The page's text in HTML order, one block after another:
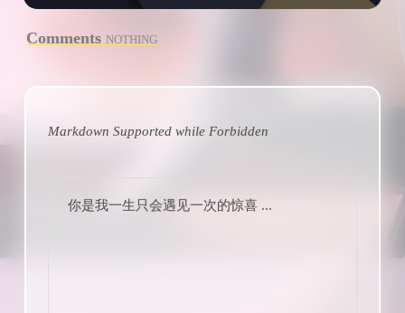
Comments NOTHING
Markdown Supported whileForbidden
你是我一生只会遇见一次的惊喜 ...